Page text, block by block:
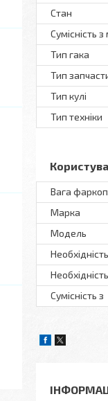
Стан
Сумісність
Тип гака
Тип
Тип кулі
Тип техніки
Вага
Марка
Мoдель
Сумісність з